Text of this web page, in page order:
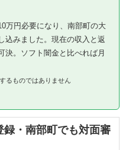
万円必要になり、南部町の大
込みました。現在の収入と返
決。ソフト闇金と比べれば月
るものではありません
・南部町でも対面審